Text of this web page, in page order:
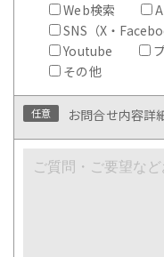
Web検索
SNS（X・
Youtube
その他
任意 お問合せ内容詳